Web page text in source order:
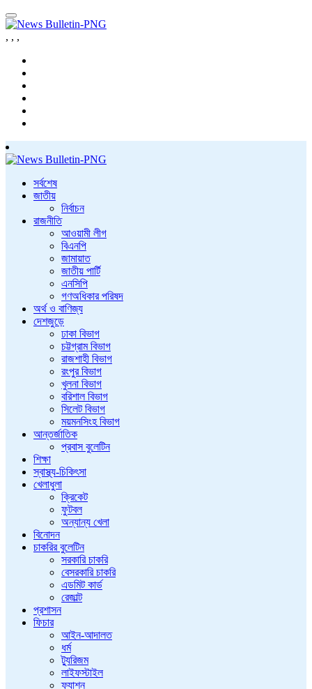
, , ,
সর্বশেষ
জাতীয়
নির্বাচন
রাজনীতি
আওয়ামী লীগ
বিএনপি
জামায়াত
জাতীয় পার্টি
এনসিপি
গণঅধিকার পরিষদ
অর্থ ও বাণিজ্য
দেশজুড়ে
ঢাকা বিভাগ
চট্টগ্রাম বিভাগ
রাজশাহী বিভাগ
রংপুর বিভাগ
খুলনা বিভাগ
বরিশাল বিভাগ
সিলেট বিভাগ
ময়মনসিংহ বিভাগ
আন্তর্জাতিক
প্রবাস বুলেটিন
শিক্ষা
স্বাস্থ্য-চিকিৎসা
খেলাধুলা
ক্রিকেট
ফুটবল
অন্যান্য খেলা
বিনোদন
চাকরির বুলেটিন
সরকারি চাকরি
বেসরকারি চাকরি
এডমিট কার্ড
রেজাল্ট
প্রশাসন
ফিচার
আইন-আদালত
ধর্ম
ট্যুরিজম
লাইফস্টাইল
ফ্যাশন